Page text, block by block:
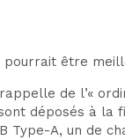
être
de l’«
déposés à la
Type-A, un de